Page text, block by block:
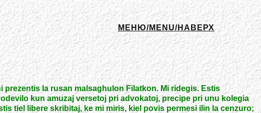
МЕНЮ/MENU/НАВЕРХ
prezentis la rusan malsaghulon Filatkon. Mi ridegis. Estis
kun amuzaj versetoj pri advokatoj, precipe pri unu kolegia
tiel libere skribitaj, ke mi miris, kiel povis permesi ilin la cenzuro;